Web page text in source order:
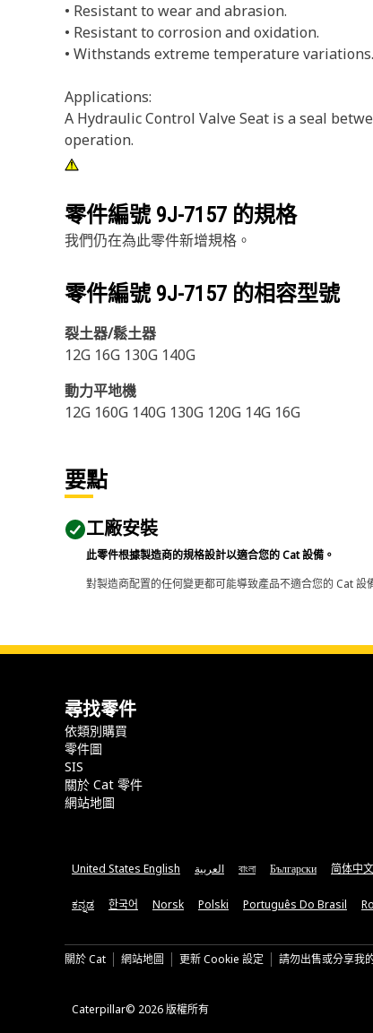
• Resistant to wear and abrasion.
• Resistant to corrosion and oxidation.
• Withstands extreme temperature variations.
Applications:
A Hydraulic Control Valve Seat is a seal
operation.
零件編號 9J-7157 的規格
我們仍在為此零件新增規格。
零件編號 9J-7157 的相容型號
裂土器/鬆土器
12G 16G 130G 140G
動力平地機
12G 160G 140G 130G 120G 14G 16G
要點
工廠安裝
此零件根據製造商的規格設計以適合您的 Cat 設備。
對製造商配置的任何變更都可能導致產品不適合您的 Cat
尋找零件
依類別購買
零件圖
SIS
關於 Cat 零件
網站地圖
United States English العربية বাংলা Български 简体中文
ಕನ್ನಡ 한국어 Norsk Polski Português Do Brasil
關於 Cat 網站地圖 更新 Cookie 設定 請勿出售或分享我
Caterpillar© 2026 版權所有